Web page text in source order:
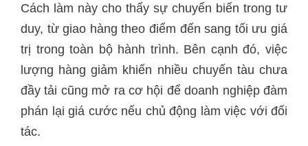
Cách làm này cho thấy sự chuyển biến trong tư
duy, từ giao hàng theo điểm đến sang tối ưu giá
trị trong toàn bộ hành trình. Bên cạnh đó, việc
lượng hàng giảm khiến nhiều chuyến tàu chưa
đầy tải cũng mở ra cơ hội để doanh nghiệp đàm
phán lại giá cước nếu chủ động làm việc với đối
tác.